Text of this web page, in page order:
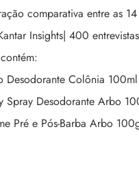
comparativa entre as
Insights| 400
Desodorante Colônia 100ml
Spray Desodorante Arbo
Pré e Pós-Barba Arbo